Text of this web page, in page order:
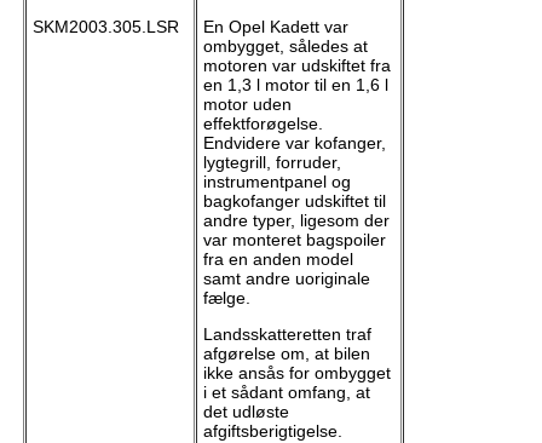
SKM2003.305.LSR
En Opel Kadett var
ombygget, således at
motoren var udskiftet fra
en 1,3 l motor til en 1,6 l
motor uden
effektforøgelse.
Endvidere var kofanger,
lygtegrill, forruder,
instrumentpanel og
bagkofanger udskiftet til
andre typer, ligesom der
var monteret bagspoiler
fra en anden model
samt andre uoriginale
fælge.
Landsskatteretten traf
afgørelse om, at bilen
ikke ansås for ombygget
i et sådant omfang, at
det udløste
afgiftsberigtigelse.